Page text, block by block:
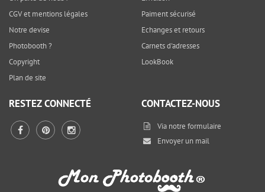
CGV et mentions légales
Notre devise
Photobooth ?
Copyright
Plan de site
Paiment sécurisé
Echanges et retours
Carnets d'adresses
LookBook
RESTEZ CONNECTÉ CONTACTEZ-NOUS
Via notre formulaire
Envoyer un mail